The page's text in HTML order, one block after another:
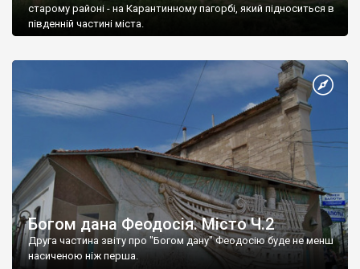
старому районі - на Карантинному пагорбі, який підноситься в
південній частині міста.
Богом дана Феодосія. Місто Ч.2
Друга частина звіту про "Богом дану" Феодосію буде не менш
насиченою ніж перша.